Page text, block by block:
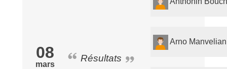
08
mars
Résultats
Arno Manvelian